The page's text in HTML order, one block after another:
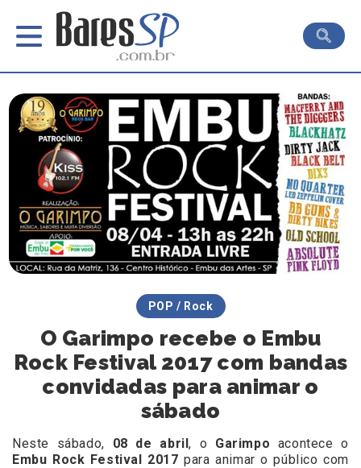
POP / Rock
O Garimpo recebe o Embu
Rock Festival 2017 com bandas
convidadas para animar o
sábado
Neste sábado, 08 de abril, o Garimpo acontece o
Embu Rock Festival 2017 para animar o público com